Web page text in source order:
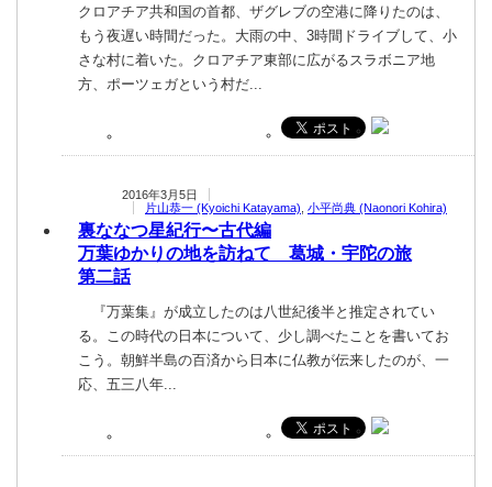
クロアチア共和国の首都、ザグレブの空港に降りたのは、
もう夜遅い時間だった。大雨の中、3時間ドライブして、小
さな村に着いた。クロアチア東部に広がるスラボニア地
方、ポーツェガという村だ...
2016年3月5日
片山恭一 (Kyoichi Katayama) 小平尚典 (Naonori Kohira)
裏ななつ星紀行〜古代編
万葉ゆかりの地を訪ねて 葛城・宇陀の旅
第二話
『万葉集』が成立したのは八世紀後半と推定されてい
る。この時代の日本について、少し調べたことを書いてお
こう。朝鮮半島の百済から日本に仏教が伝来したのが、一
応、五三八年...